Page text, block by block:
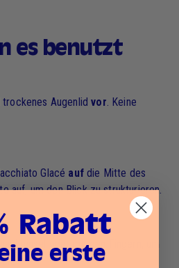
es benutzt
trockenes Augenlidvor. Keine
Glacé aufdie Mitte des
auf, um den Blick zu strukturieren.
oder mit den Fingern, um
Rabatt
erste